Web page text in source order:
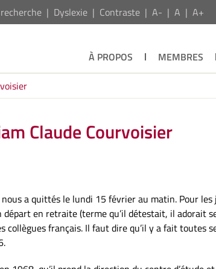
Dyslexie Contraste A- A A+
À PROPOS MEMBRES
Claude Courvoisier
nous a quittés le lundi 15 février au matin. Pour
départ en retraite (terme qu’il détestait, il adorait
collègues français. Il faut dire qu’il y a fait toutes